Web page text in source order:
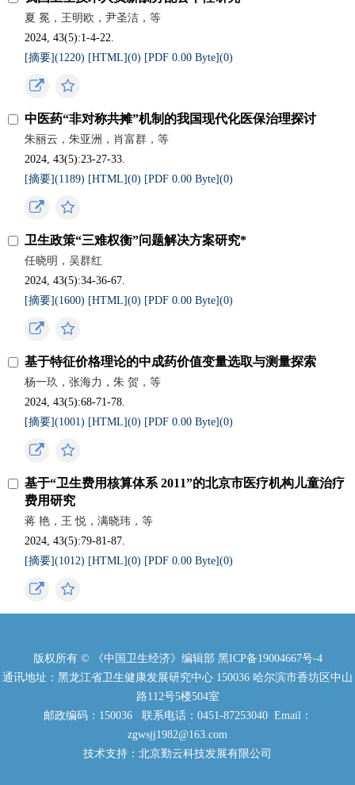
夏 冕，王明欧，尹圣洁，等
2024, 43(5):1-4-22.
[摘要](1220) [HTML](0) [PDF 0.00 Byte](0)
中医药“非对称共摊”机制的我国现代化医保治理探讨
朱丽云，朱亚洲，肖富群，等
2024, 43(5):23-27-33.
[摘要](1189) [HTML](0) [PDF 0.00 Byte](0)
卫生政策“三难权衡”问题解决方案研究*
任晓明，吴群红
2024, 43(5):34-36-67.
[摘要](1600) [HTML](0) [PDF 0.00 Byte](0)
基于特征价格理论的中成药价值变量选取与测量探索
杨一玖，张海力，朱 贺，等
2024, 43(5):68-71-78.
[摘要](1001) [HTML](0) [PDF 0.00 Byte](0)
基于“卫生费用核算体系 2011”的北京市医疗机构儿童治疗
费用研究
蒋 艳，王 悦，满晓玮，等
2024, 43(5):79-81-87.
[摘要](1012) [HTML](0) [PDF 0.00 Byte](0)
版权所有 © 《中国卫生经济》编辑部 黑ICP备19004667号-4
通讯地址：黑龙江省卫生健康发展研究中心 150036 哈尔滨市香坊区中山
路112号5楼504室
邮政编码：150036 联系电话：0451-87253040 Email：
zgwsjj1982@163.com
技术支持：北京勤云科技发展有限公司